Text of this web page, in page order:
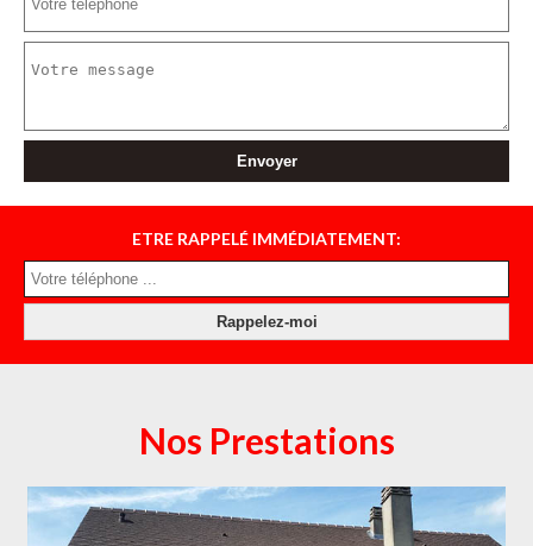
ETRE RAPPELÉ IMMÉDIATEMENT:
Nos Prestations